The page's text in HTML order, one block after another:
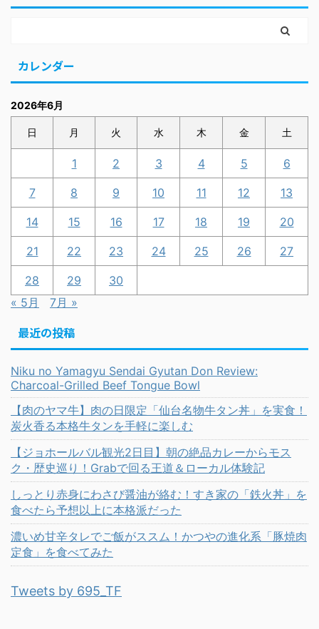
カレンダー
2026年6月
日 月 火 水 木 金 土
1 2 3 4 5 6
7 8 9 10 11 12 13
14 15 16 17 18 19 20
21 22 23 24 25 26 27
28 29
30
« 5月
7月 »
最近の投稿
Niku no Yamagyu Sendai Gyutan Don Review:
Charcoal-Grilled Beef Tongue Bowl
【肉のヤマ牛】肉の日限定「仙台名物牛タン丼」を実食！
炭火香る本格牛タンを手軽に楽しむ
【ジョホールバル観光2日目】朝の絶品カレーからモス
ク・歴史巡り！Grabで回る王道＆ローカル体験記
しっとり赤身にわさび醤油が絡む！すき家の「鉄火丼」を
食べたら予想以上に本格派だった
濃いめ甘辛タレでご飯がススム！かつやの進化系「豚焼肉
定食」を食べてみた
Tweets by 695_TF